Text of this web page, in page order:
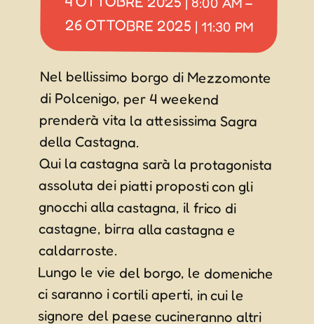
26 OTTOBRE 2025 | 11:30 PM
Nel bellissimo borgo di Mezzomonte
di Polcenigo, per 4 weekend
prenderà vita la attesissima Sagra
della Castagna.
Qui la castagna sarà la protagonista
assoluta dei piatti proposti con gli
gnocchi alla castagna, il frico di
castagne, birra alla castagna e
caldarroste.
Lungo le vie del borgo, le domeniche
ci saranno i cortili aperti, in cui le
signore del paese cucineranno altri